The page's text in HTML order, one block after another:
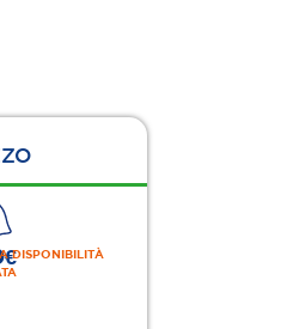
DISPONIBILITÀ